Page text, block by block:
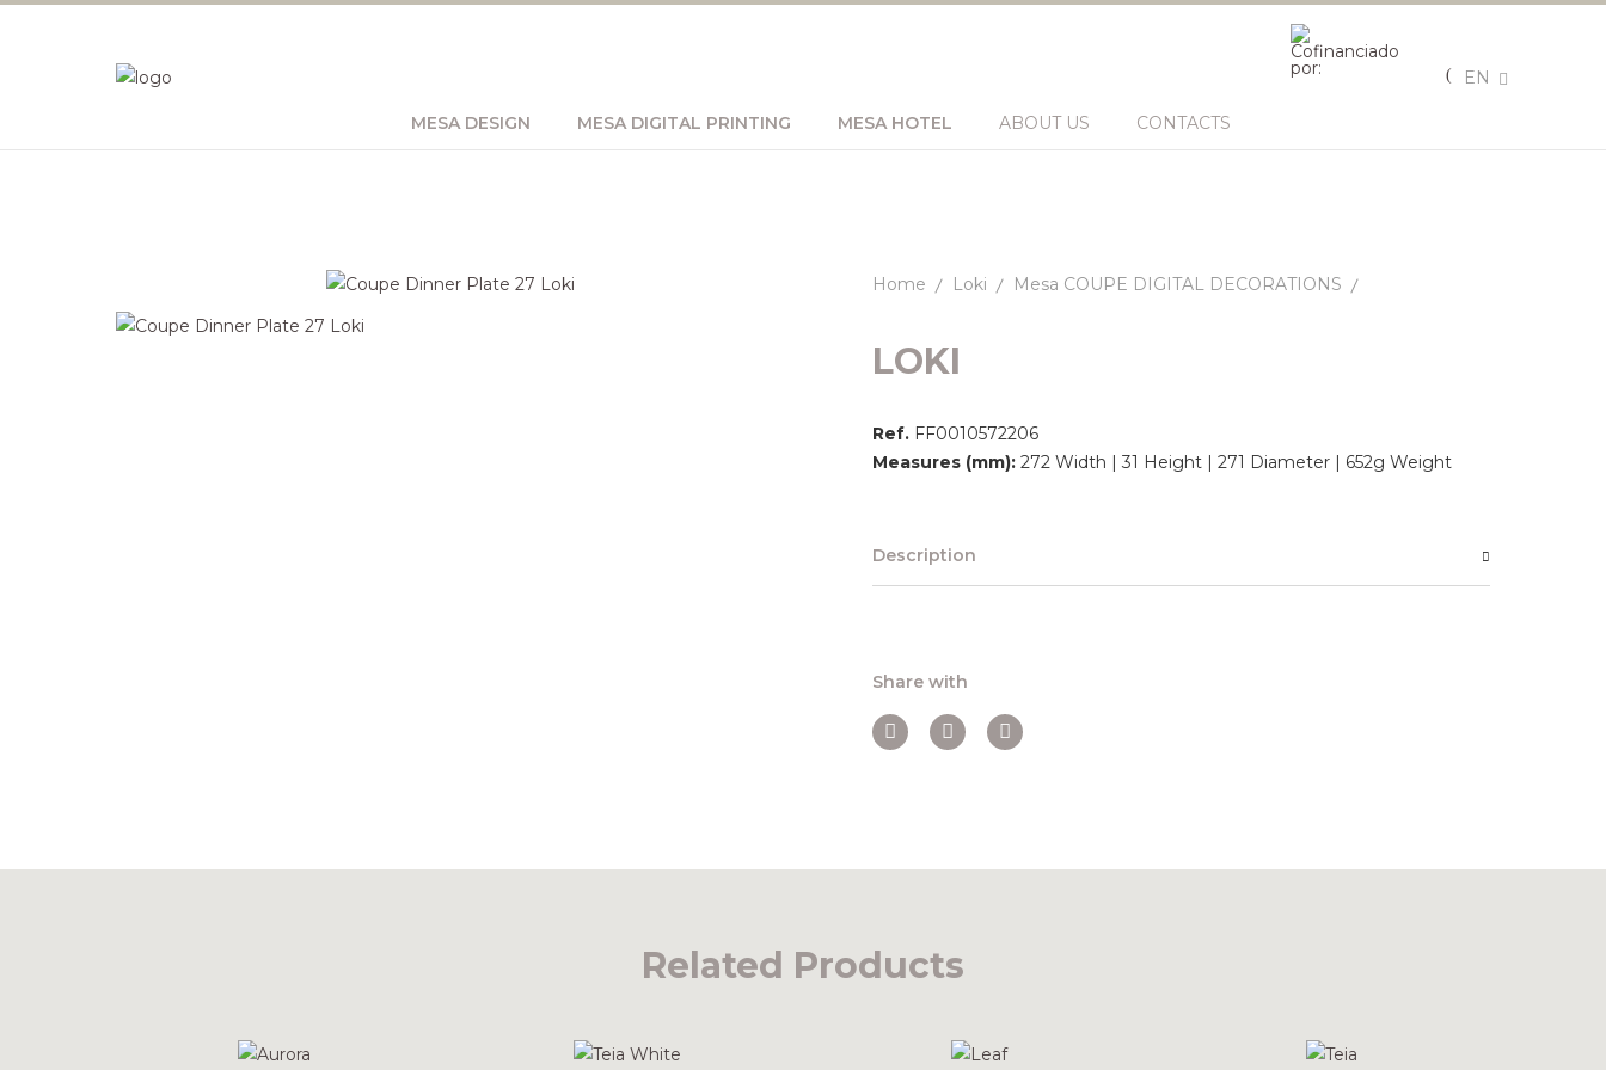
MESA DESIGN MESA DIGITAL PRINTING MESA HOTEL ABOUT US CONTACTS
EN
Home Loki Mesa COUPE DIGITAL DECORATIONS
LOKI
Ref. FF0010572206
Measures (mm): 272 Width | 31 Height | 271 Diameter | 652g Weight
Description
Share with
Related Products